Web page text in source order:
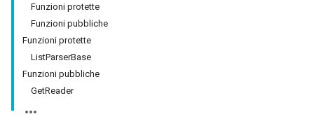
Funzioni protette
Funzioni pubbliche
Funzioni protette
ListParserBase
Funzioni pubbliche
GetReader